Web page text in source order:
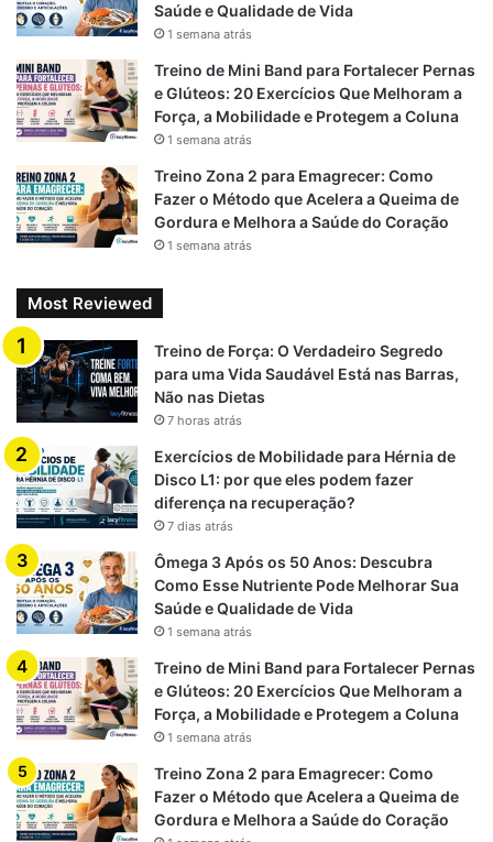
Saúde e Qualidade de Vida
1 semana atrás
Treino de Mini Band para Fortalecer Pernas
e Glúteos: 20 Exercícios Que Melhoram a
Força, a Mobilidade e Protegem a Coluna
1 semana atrás
Treino Zona 2 para Emagrecer: Como
Fazer o Método que Acelera a Queima de
Gordura e Melhora a Saúde do Coração
1 semana atrás
Most Reviewed
Treino de Força: O Verdadeiro Segredo
para uma Vida Saudável Está nas Barras,
Não nas Dietas
7 horas atrás
Exercícios de Mobilidade para Hérnia de
Disco L1: por que eles podem fazer
diferença na recuperação?
7 dias atrás
Ômega 3 Após os 50 Anos: Descubra
Como Esse Nutriente Pode Melhorar Sua
Saúde e Qualidade de Vida
1 semana atrás
Treino de Mini Band para Fortalecer Pernas
e Glúteos: 20 Exercícios Que Melhoram a
Força, a Mobilidade e Protegem a Coluna
1 semana atrás
Treino Zona 2 para Emagrecer: Como
Fazer o Método que Acelera a Queima de
Gordura e Melhora a Saúde do Coração